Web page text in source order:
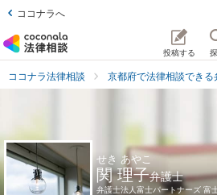
ココナラへ
投稿する
ココナラ法律相談 京都府で法律相談できる
せき あやこ
関 理子弁護士
弁護士法人富士パートナーズ 富